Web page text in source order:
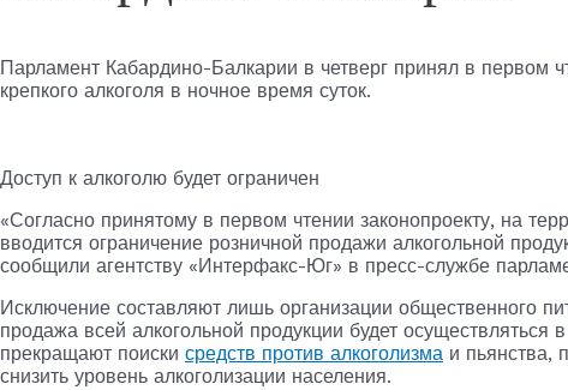
Парламент Кабардино-Балкарии в четверг принял в первом
крепкого алкоголя в ночное время суток.
Доступ к алкоголю будет ограничен
«Согласно принятому в первом чтении законопроекту, на
вводится ограничение розничной продажи алкогольной
сообщили агентству «Интерфакс-Юг» в пресс-службе
Исключение составляют лишь организации общественного
продажа всей алкогольной продукции будет
прекращают поиски средств против алкоголизма и пьянства,
снизить уровень алкоголизации населения.